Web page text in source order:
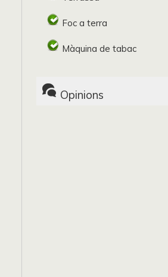
Foc a terra
Màquina de tabac
Opinions